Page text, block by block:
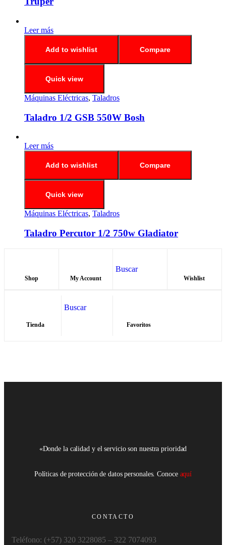
Leer más
Add to wishlist Compare
Quick view
Máquinas Eléctricas, Taladros
Taladro 1/2 GSB 550W Bosh
Leer más
Add to wishlist Compare
Quick view
Máquinas Eléctricas, Taladros
Taladro Percutor 1/2 750w Gladiator
Shop My Account
Buscar
Wishlist
Tienda
Buscar
Favoritos
«Donde la calidad y el servicio son nuestra prioridad
Políticas de protección de datos personales. Conoce aquí
CONTACTO
Teléfono: (+57) 320 3228085 – 322 7074093